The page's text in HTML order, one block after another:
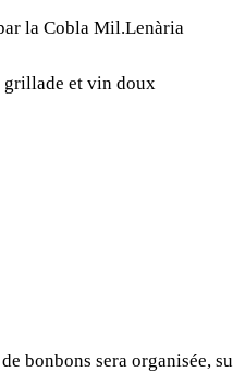
la Cobla Mil.Lenària
grillade et vin doux
bonbons sera organisée,